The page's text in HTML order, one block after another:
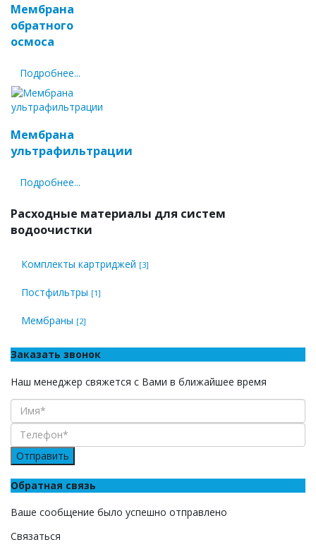
Мембрана
обратного
осмоса
Подробнее...
Мембрана
ультрафильтрации
Подробнее...
Расходные материалы для систем
водоочистки
Комплекты картриджей [3]
Постфильтры [1]
Мембраны [2]
Заказать звонок
Наш менеджер свяжется с Вами в ближайшее время
Отправить
Обратная связь
Ваше сообщение было успешно отправлено
Связаться